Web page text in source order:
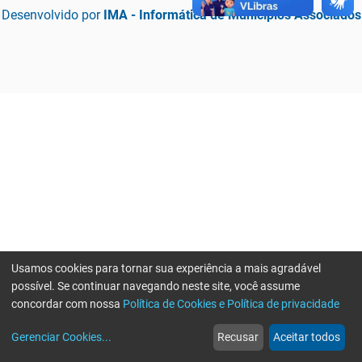
Desenvolvido por IMA - Informática de Municípios Associados
web
Notícias
more_horiz
Mais
Usamos cookies para tornar sua experiência a mais agradável
possível. Se continuar navegando neste site, você assume
concordar com nossa Política de Cookies e Política de privacidade
Gerenciar Cookies... Recusar Aceitar todos
Erro ao enviar informações, por favor tente novamente